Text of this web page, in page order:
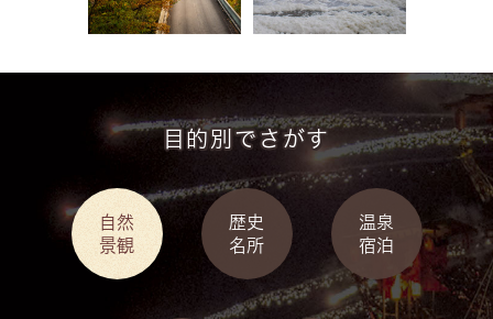
目的別でさがす
自然
景観
歴史
名所
温泉
宿泊